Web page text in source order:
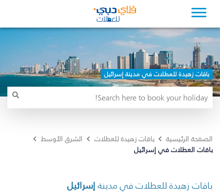
باقات زهيدة للعطلات في مدينة إسرائيل
الصفحة الرئيسية باقات زهيدة للعطلات
الشرق الأوسط
باقات العطلات في إسرائيل
باقات زهيدة للعطلات في مدينة إسرائيل